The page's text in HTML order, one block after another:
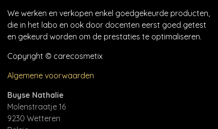
We werken en verkopen enkel goedgekeurde producten,
die in het labo en ook door docenten eerst goed getest
en gekeurd worden om de prestaties te optimaliseren.
Copyright © carecosmetix
Algemene voorwaarden
Buyse Nathalie
Molenstraatje 16
9230 Wetteren